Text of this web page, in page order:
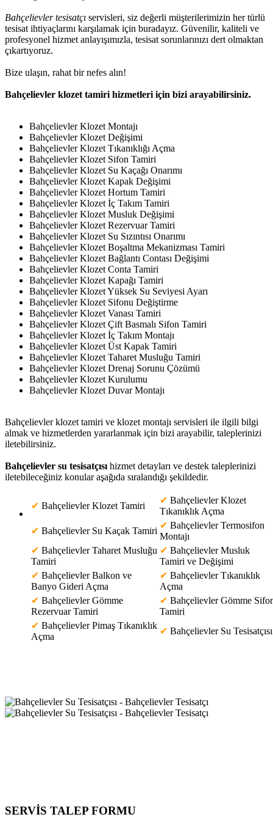
Bahçelievler tesisatçı servisleri, siz değerli müşterilerimizin her türlü
tesisat ihtiyaçlarını karşılamak için buradayız. Güvenilir, kaliteli ve
profesyonel hizmet anlayışımızla, tesisat sorunlarınızı dert olmaktan
çıkartıyoruz.
Bize ulaşın, rahat bir nefes alın!
Bahçelievler klozet tamiri hizmetleri için bizi arayabilirsiniz.
Bahçelievler Klozet Montajı
Bahçelievler Klozet Değişimi
Bahçelievler Klozet Tıkanıklığı Açma
Bahçelievler Klozet Sifon Tamiri
Bahçelievler Klozet Su Kaçağı Onarımı
Bahçelievler Klozet Kapak Değişimi
Bahçelievler Klozet Hortum Tamiri
Bahçelievler Klozet İç Takım Tamiri
Bahçelievler Klozet Musluk Değişimi
Bahçelievler Klozet Rezervuar Tamiri
Bahçelievler Klozet Su Sızıntısı Onarımı
Bahçelievler Klozet Boşaltma Mekanizması Tamiri
Bahçelievler Klozet Bağlantı Contası Değişimi
Bahçelievler Klozet Conta Tamiri
Bahçelievler Klozet Kapağı Tamiri
Bahçelievler Klozet Yüksek Su Seviyesi Ayarı
Bahçelievler Klozet Sifonu Değiştirme
Bahçelievler Klozet Vanası Tamiri
Bahçelievler Klozet Çift Basmalı Sifon Tamiri
Bahçelievler Klozet İç Takım Montajı
Bahçelievler Klozet Üst Kapak Tamiri
Bahçelievler Klozet Taharet Musluğu Tamiri
Bahçelievler Klozet Drenaj Sorunu Çözümü
Bahçelievler Klozet Kurulumu
Bahçelievler Klozet Duvar Montajı
Bahçelievler klozet tamiri ve klozet montajı servisleri ile ilgili bilgi
almak ve hizmetlerden yararlanmak için bizi arayabilir, taleplerinizi
iletebilirsiniz.
Bahçelievler su tesisatçısı hizmet detayları ve destek taleplerinizi
iletebileceğiniz konular aşağıda sıralandığı şekildedir.
✔ Bahçelievler Klozet Tamiri
✔ Bahçelievler Klozet
Tıkanıklık Açma
✔ Bahçelievler Su Kaçak Tamiri
✔ Bahçelievler Termosifon
Montajı
✔ Bahçelievler Taharet Musluğu
Tamiri
✔ Bahçelievler Musluk
Tamiri ve Değişimi
✔ Bahçelievler Balkon ve
Banyo Gideri Açma
✔ Bahçelievler Tıkanıklık
Açma
✔ Bahçelievler Gömme
Rezervuar Tamiri
✔ Bahçelievler Gömme
Tamiri
✔ Bahçelievler Pimaş Tıkanıklık
Açma
✔ Bahçelievler Su Tesisatçısı
SERVİS TALEP FORMU